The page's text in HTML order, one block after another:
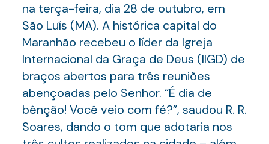
na terça-feira, dia 28 de outubro, em
São Luís (MA). A histórica capital do
Maranhão recebeu o líder da Igreja
Internacional da Graça de Deus (IIGD) de
braços abertos para três reuniões
abençoadas pelo Senhor. “É dia de
bênção! Você veio com fé?”, saudou R. R.
Soares, dando o tom que adotaria nos